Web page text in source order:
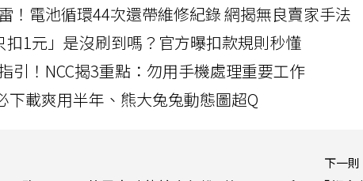
！電池循環44次還帶維修紀錄 網揭無良賣家手法
1元」是沒刷到嗎？官方曝扣款規則秒懂
引！NCC揭3重點：勿用手機處理重要工作
下載爽用半年、熊大兔兔動態圖超Q
下一則